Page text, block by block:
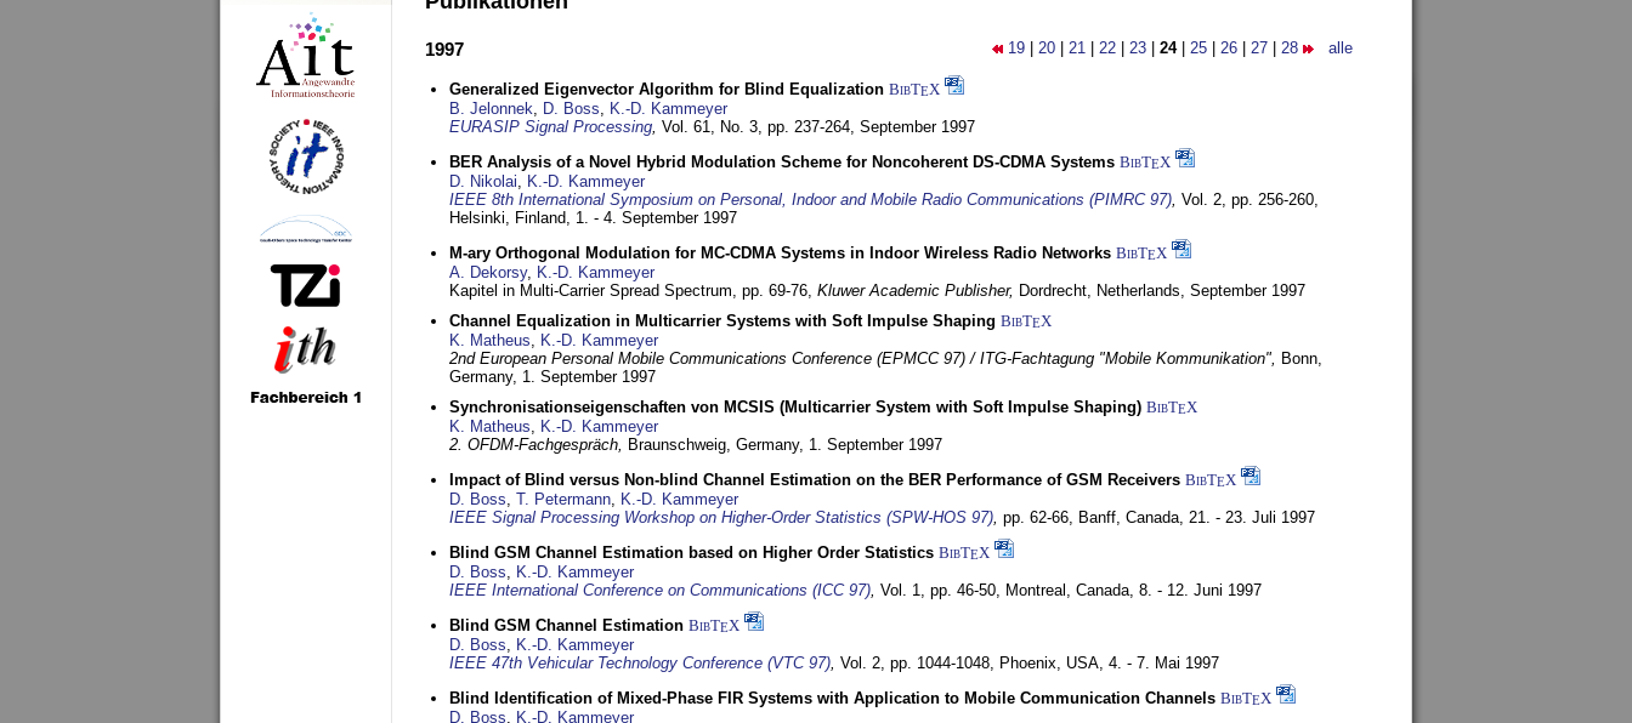
19 20 21 22 23 24| 25 26 27 28 alle
1997
Generalized Eigenvector Algorithm for Blind Equalization BibTEX
B. Jelonnek, D. Boss, K.-D. Kammeyer
EURASIP Signal Processing, Vol. 61, No. 3, pp. 237-264, September 1997
BER Analysis of a Novel Hybrid Modulation Scheme for Noncoherent DS-CDMA Systems BibTEX
D. Nikolai, K.-D. Kammeyer
IEEE 8th International Symposium on Personal, Indoor and Mobile Radio Communications (PIMRC 97), Vol. 2, pp. 256-260,
Helsinki, Finland, 1. - 4. September 1997
M-ary Orthogonal Modulation for MC-CDMA Systems in Indoor Wireless Radio Networks BibTEX
A. Dekorsy, K.-D. Kammeyer
Kapitel in Multi-Carrier Spread Spectrum, pp. 69-76, Kluwer Academic Publisher, Dordrecht, Netherlands, September 1997
Channel Equalization in Multicarrier Systems with Soft Impulse Shaping BibTEX
K. Matheus, K.-D. Kammeyer
2nd European Personal Mobile Communications Conference (EPMCC 97) / ITG-Fachtagung "Mobile Kommunikation", Bonn,
Germany, 1. September 1997
Synchronisationseigenschaften von MCSIS (Multicarrier System with Soft Impulse Shaping) BibTEX
K. Matheus, K.-D. Kammeyer
2. OFDM-Fachgespräch, Braunschweig, Germany, 1. September 1997
Impact of Blind versus Non-blind Channel Estimation on the BER Performance of GSM Receivers BibTEX
D. Boss, T. Petermann, K.-D. Kammeyer
IEEE Signal Processing Workshop on Higher-Order Statistics (SPW-HOS 97), pp. 62-66, Banff, Canada, 21. - 23. Juli 1997
Blind GSM Channel Estimation based on Higher Order Statistics BibTEX
D. Boss, K.-D. Kammeyer
IEEE International Conference on Communications (ICC 97), Vol. 1, pp. 46-50, Montreal, Canada, 8. - 12. Juni 1997
Blind GSM Channel Estimation BibTEX
D. Boss, K.-D. Kammeyer
IEEE 47th Vehicular Technology Conference (VTC 97), Vol. 2, pp. 1044-1048, Phoenix, USA, 4. - 7. Mai 1997
Blind Identification of Mixed-Phase FIR Systems with Application to Mobile Communication Channels BibTEX
D. Boss, K.-D. Kammeyer